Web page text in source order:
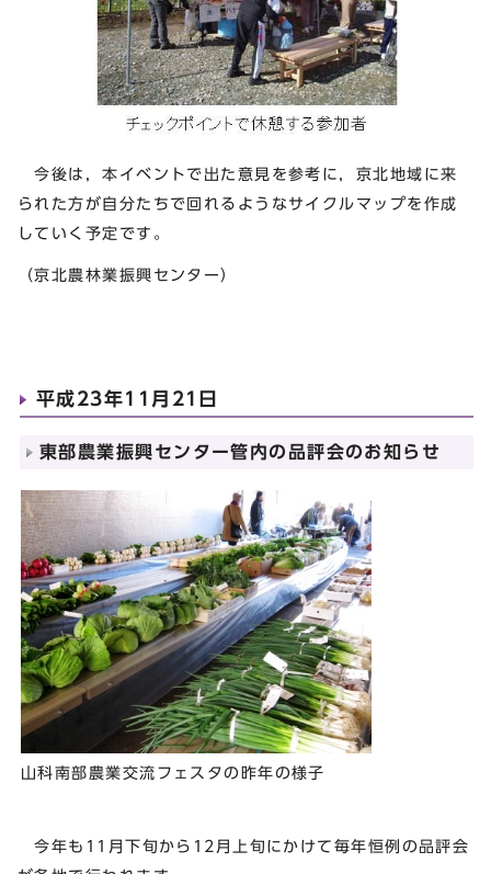
今後は，本イベントで出た意見を参考に，京北地域に来
られた方が自分たちで回れるようなサイクルマップを作成
していく予定です。
（京北農林業振興センター）
平成23年11月21日
東部農業振興センター管内の品評会のお知らせ
山科南部農業交流フェスタの昨年の様子
今年も11月下旬から12月上旬にかけて毎年恒例の品評会